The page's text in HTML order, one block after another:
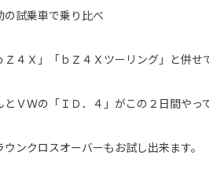
の試乗車で乗り比べ
Ｚ４Ｘ」「ｂＺ４Ｘツーリング」と併せて
とＶＷの「ＩＤ．４」がこの２日間やっ
ウンクロスオーバーもお試し出来ます。